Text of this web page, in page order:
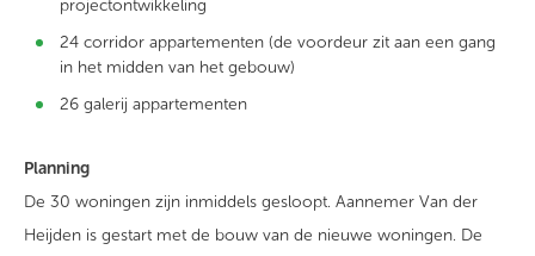
projectontwikkeling
24 corridor appartementen (de voordeur zit aan een gang
in het midden van het gebouw)
26 galerij appartementen
Planning
De 30 woningen zijn inmiddels gesloopt. Aannemer Van der
Heijden is gestart met de bouw van de nieuwe woningen. De